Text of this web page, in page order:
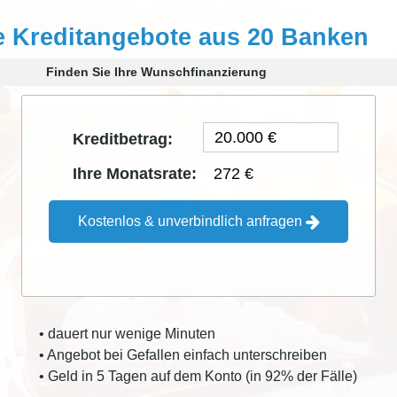
Kreditangebote aus 20 Banken
Finden Sie Ihre Wunschfinanzierung
Kreditbetrag:
Ihre Monatsrate:
272 €
Kostenlos & unverbindlich anfragen
• dauert nur wenige Minuten
• Angebot bei Gefallen einfach unterschreiben
• Geld in 5 Tagen auf dem Konto (in 92% der Fälle)